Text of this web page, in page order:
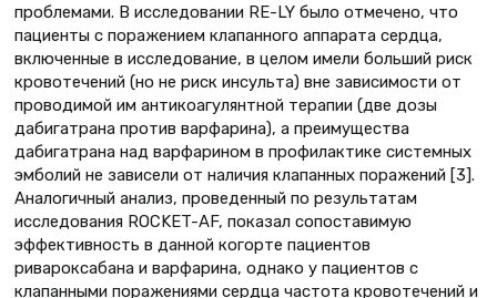
проблемами. В исследовании RE-LY было отмечено, что
пациенты с поражением клапанного аппарата сердца,
включенные в исследование, в целом имели больший риск
кровотечений (но не риск инсульта) вне зависимости от
проводимой им антикоагулянтной терапии (две дозы
дабигатрана против варфарина), а преимущества
дабигатрана над варфарином в профилактике системных
эмболий не зависели от наличия клапанных поражений [3].
Аналогичный анализ, проведенный по результатам
исследования ROCKET-AF, показал сопоставимую
эффективность в данной когорте пациентов
ривароксабана и варфарина, однако у пациентов с
клапанными поражениями сердца частота кровотечений и